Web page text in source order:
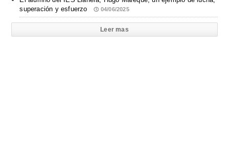
superación y esfuerzo
04/06/2025
Leer mas